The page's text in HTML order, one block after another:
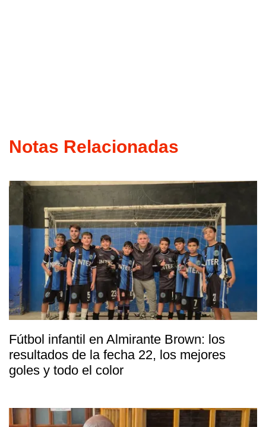
Notas Relacionadas
Fútbol infantil en Almirante Brown: los
resultados de la fecha 22, los mejores
goles y todo el color